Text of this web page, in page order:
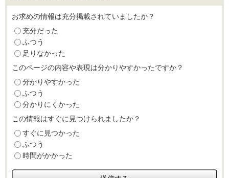
お求めの情報は充分掲載されていましたか？
充分だった
ふつう
足りなかった
このページの内容や表現は分かりやすかったですか？
分かりやすかった
ふつう
分かりにくかった
この情報はすぐに見つけられましたか？
すぐに見つかった
ふつう
時間がかかった